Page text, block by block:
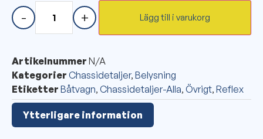
- + Lägg till i varukorg
Artikelnummer N/A
Kategorier Chassidetaljer, Belysning
Etiketter Båtvagn, Chassidetaljer-Alla, Övrigt, Reflex
Ytterligare information